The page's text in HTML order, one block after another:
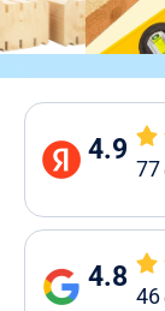
4.9
77
4.8
46